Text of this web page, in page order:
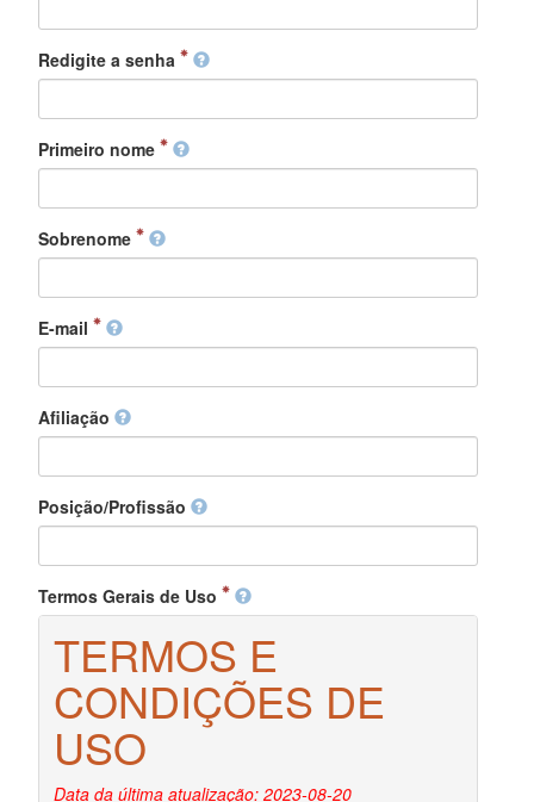
Redigite a senha
Primeiro nome
Sobrenome
E-mail
Afiliação
Posição/Profissão
Termos Gerais de Uso
TERMOS E
CONDIÇÕES DE
USO
Data da última atualização: 2023-08-20